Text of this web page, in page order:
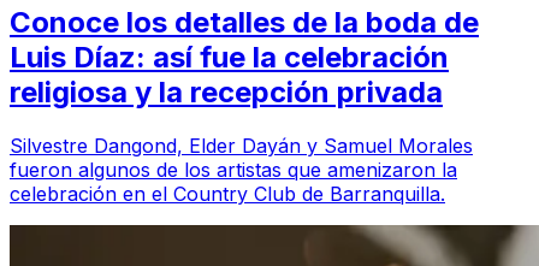
Conoce los detalles de la boda de
Luis Díaz: así fue la celebración
religiosa y la recepción privada
Silvestre Dangond, Elder Dayán y Samuel Morales
fueron algunos de los artistas que amenizaron la
celebración en el Country Club de Barranquilla.